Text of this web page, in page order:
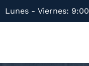
Lunes - Viernes: